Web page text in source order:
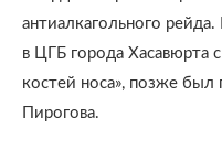
антиалкагольного
в ЦГБ города Хасавюрта
костей носа», позже был
Пирогова.